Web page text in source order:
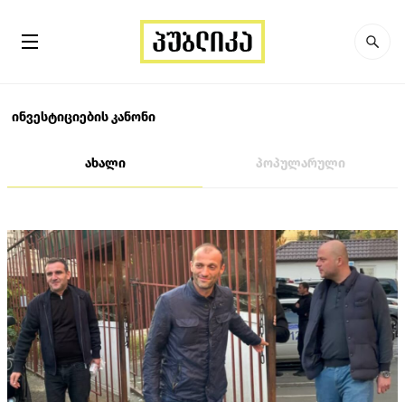
ინვესტიციების კანონი
ახალი პოპულარული